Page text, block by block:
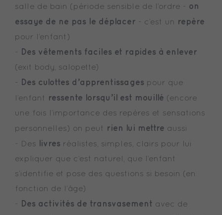
salle de bain (période sensible de l’ordre - on
essaye de ne pas le déplacer - c’est un repère
pour l’enfant)
- Des vêtements faciles et rapides à enlever
(exit body, salopette)
- Des culottes d’apprentissages pour que
l’enfant ressente lorsqu’il est mouillé (encore
une fois l’importance des repères et sensations
personnelles) on peut rien lui mettre aussi
- Des livres réalistes, simples, clairs pour lui
expliquer que c’est naturel, que l’enfant
s’identifie et pose des questions si besoin (en
fonction de l’âge)
- Des activités de transvasement avec de